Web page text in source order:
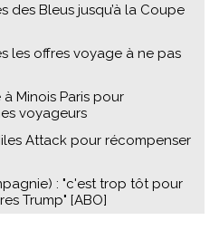
des Bleus jusqu’à la Coupe
les offres voyage à ne pas
à Minois Paris pour
voyageurs
Attack pour récompenser
: "c'est trop tôt pour
Trump" [ABO]